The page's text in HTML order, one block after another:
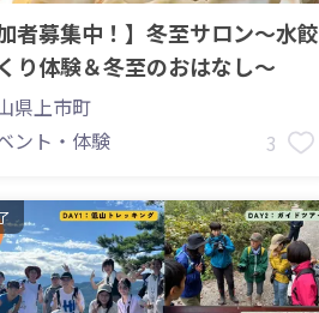
加者募集中！】冬至サロン～水餃
り体験＆冬至のおはなし～
県上市町
ント・体験
3